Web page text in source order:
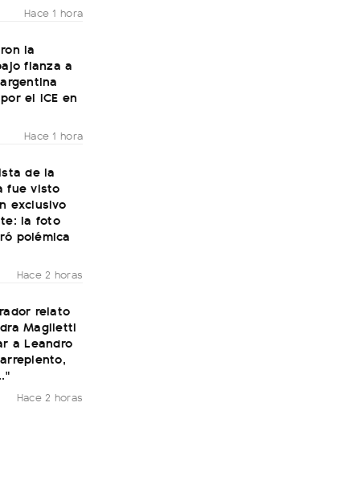
Hace 1 hora
la
fianza a
el ICE en
Hace 1 hora
de la
fue visto
exclusivo
la foto
polémica
Hace 2 horas
relato
Maglietti
a Leandro
Hace 2 horas